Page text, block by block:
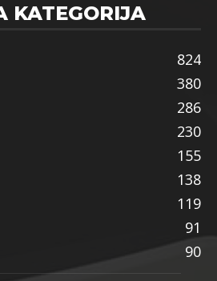
KATEGORIJA
824
380
286
230
155
138
119
91
90